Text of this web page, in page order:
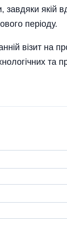
завдяки якій
періоду.
візит на
та